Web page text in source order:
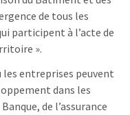
de tous les
participent à l’acte de
».
les entreprises peuvent
dans les
de l’assurance